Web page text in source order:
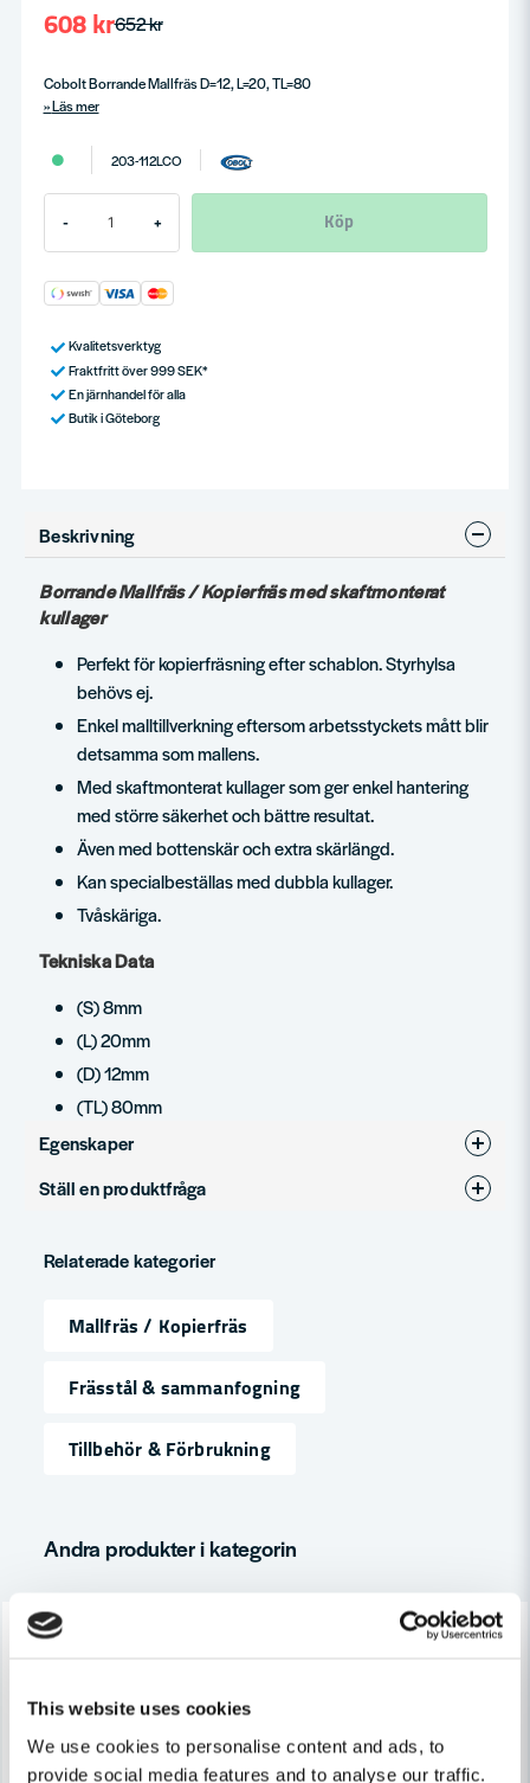
This website uses cookies
We use cookies to personalise content and ads, to
provide social media features and to analyse our traffic.
652 kr
608 kr
Cobolt Borrande Mallfräs D=12, L=20, TL=80
Läs mer
203-112LCO
- + Köp
Kvalitetsverktyg
Fraktfritt över 999 SEK*
En järnhandel för alla
Butik i Göteborg
Beskrivning
Borrande Mallfräs / Kopierfräs med skaftmonterat
kullager
Perfekt för kopierfräsning efter schablon. Styrhylsa
behövs ej.
Enkel malltillverkning eftersom arbetsstyckets mått blir
detsamma som mallens.
Med skaftmonterat kullager som ger enkel hantering
med större säkerhet och bättre resultat.
Även med bottenskär och extra skärlängd.
Kan specialbeställas med dubbla kullager.
Tvåskäriga.
Tekniska Data
(S) 8mm
(L) 20mm
(D) 12mm
(TL) 80mm
Egenskaper
Produkttyp
Ställ en produktfråga
Fråga oss något om denna produkten...
Namn
email
Relaterade kategorier
Mallfräs / Kopierfräs
Frässtål & sammanfogning
Tillbehör & Förbrukning
Andra produkter i kategorin
-7%